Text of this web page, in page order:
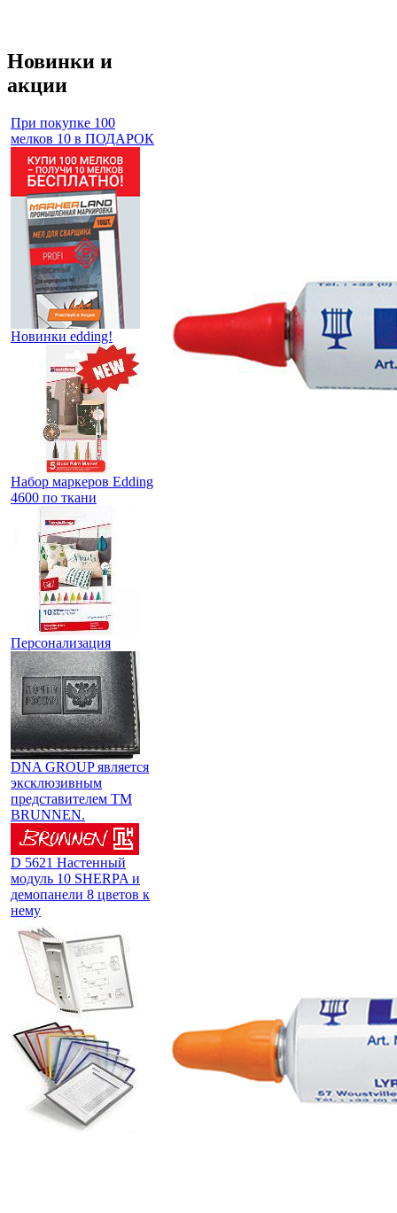
Новинки и
акции
При покупке 100
мелков 10 в ПОДАРОК
Новинки edding!
Набор маркеров Edding
4600 по ткани
Персонализация
DNA GROUP является
эксклюзивным
представителем TM
BRUNNEN.
D 5621 Настенный
модуль 10 SHERPA и
демопанели 8 цветов к
нему